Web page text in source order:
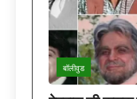
बॉलीवुड